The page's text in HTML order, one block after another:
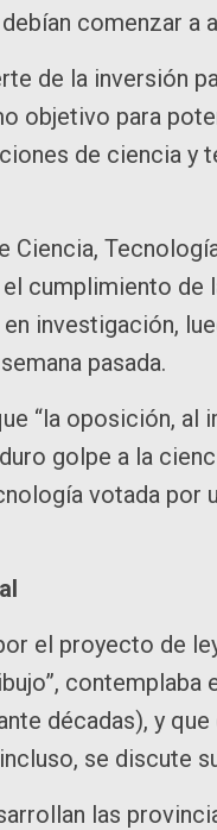
comenzar a
de la inversión
objetivo para
de ciencia y
Ciencia,
cumplimiento
investigación,
pasada.
“la oposición, al
golpe a la
votada
el proyecto de
décadas), y
se discute
las